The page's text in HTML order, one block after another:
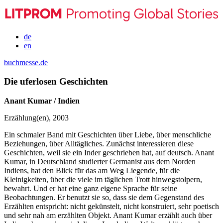
de
en
buchmesse.de
Die uferlosen Geschichten
Anant Kumar / Indien
Erzählung(en), 2003
Ein schmaler Band mit Geschichten über Liebe, über menschliche
Beziehungen, über Alltägliches. Zunächst interessieren diese
Geschichten, weil sie ein Inder geschrieben hat, auf deutsch. Anant
Kumar, in Deutschland studierter Germanist aus dem Norden
Indiens, hat den Blick für das am Weg Liegende, für die
Kleinigkeiten, über die viele im täglichen Trott hinwegstolpern,
bewahrt. Und er hat eine ganz eigene Sprache für seine
Beobachtungen. Er benutzt sie so, dass sie dem Gegenstand des
Erzählten entspricht: nicht gekünstelt, nicht konstruiert, sehr poetisch
und sehr nah am erzählten Objekt. Anant Kumar erzählt auch über